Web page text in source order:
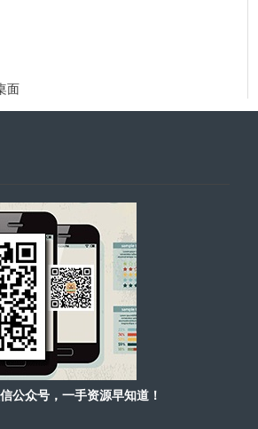
面
公众号，一手资源早知道！